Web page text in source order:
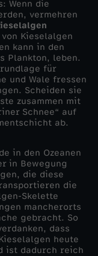
Wenn die
vermehren
Kieselalgen
kann in den
Plankton, leben.
für
und Wale fressen
Scheiden sie
zusammen mit
Schnee“ auf
ab.
in den Ozeanen
in Bewegung
die diese
die
Skelette
mancherorts
gebracht. So
dass
heute
ist dadurch reich